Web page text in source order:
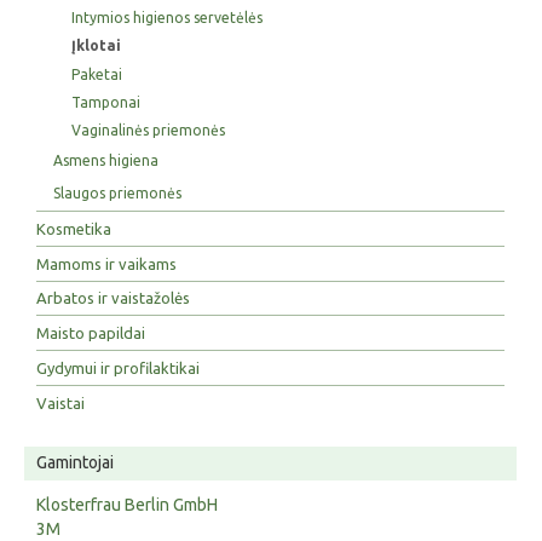
Intymios higienos servetėlės
Įklotai
Paketai
Tamponai
Vaginalinės priemonės
Asmens higiena
Slaugos priemonės
Kosmetika
Mamoms ir vaikams
Arbatos ir vaistažolės
Maisto papildai
Gydymui ir profilaktikai
Vaistai
Gamintojai
Klosterfrau Berlin GmbH
3M